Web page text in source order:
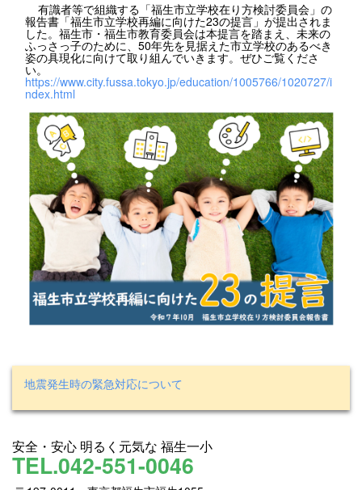
有識者等で組織する「福生市立学校在り方検討委員会」の
報告書「福生市立学校再編に向けた23の提言」が提出されま
した。福生市・福生市教育委員会は本提言を踏まえ、未来の
ふっさっ子のために、50年先を見据えた市立学校のあるべき
姿の具現化に向けて取り組んでいきます。ぜひご覧くださ
い。
https://www.city.fussa.tokyo.jp/education/1005766/1020727/i
ndex.html
地震発生時の緊急対応について
安全・安心 明るく元気な 福生一小
TEL.042-551-0046